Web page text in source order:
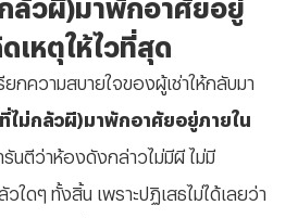
เหตุให้ไวที่สุด
กความสบายใจของผู้เช่าให้กลับมา
ไม่กลัวผี)มาพักอาศัยอยู่ภายใน
รันตีว่าห้องดังกล่าวไม่มีผี ไม่มี
ดๆ ทั้งสิ้น เพราะปฏิเสธไม่ได้เลยว่า